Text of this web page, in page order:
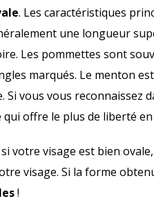
. Les caractéristiques
une longueur
Les pommettes sont
marqués. Le menton
Si vous vous reconnaissez
offre le plus de liberté
votre visage est bien
visage. Si la forme
!